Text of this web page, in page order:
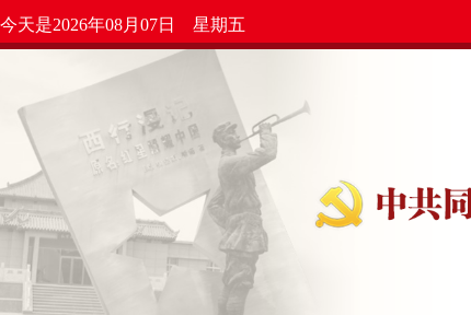
今天是2026年08月07日 星期五